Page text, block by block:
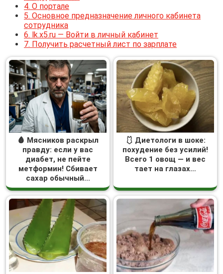
4. О портале
5. Основное предназначение личного кабинета
сотрудника
6. lk.x5.ru — Войти в личный кабинет
7. Получить расчетный лист по зарплате
🩸 Мясников раскрыл
правду: если у вас
диабет, не пейте
метформин! Сбивает
сахар обычный...
🩱 Диетологи в шоке:
похудение без усилий!
Всего 1 овощ — и вес
тает на глазах…